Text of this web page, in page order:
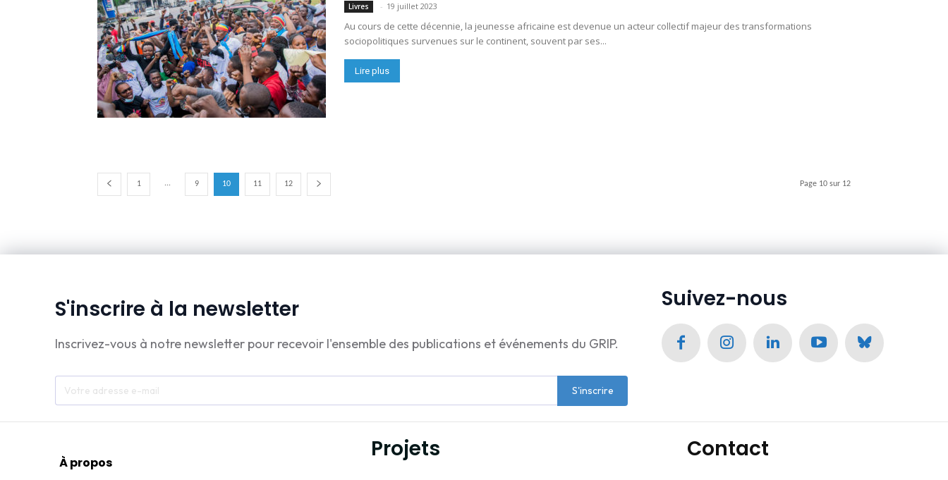
Livres - 19 juillet 2023
Au cours de cette décennie, la jeunesse africaine est devenue un acteur collectif majeur des transformations
sociopolitiques survenues sur le continent, souvent par ses...
Lire plus
1 ... 9 10 11 12 Page 10 sur 12
S'inscrire à la newsletter
Inscrivez-vous à notre newsletter pour recevoir l'ensemble des publications et événements du GRIP.
S'inscrire
Suivez-nous
À propos
Projets Contact